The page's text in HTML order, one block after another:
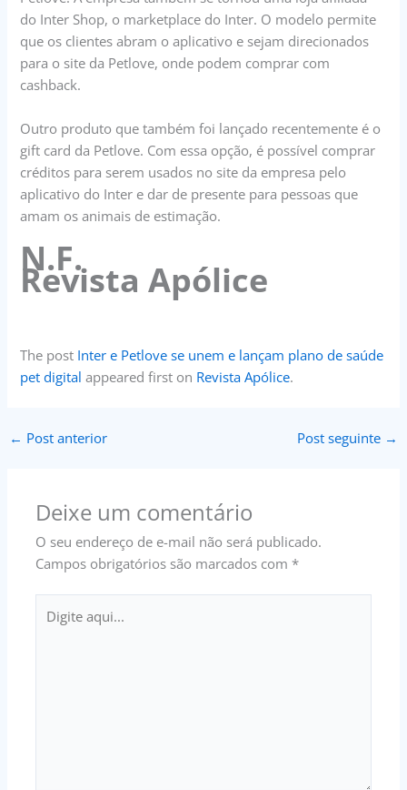
do Inter Shop, o marketplace do Inter. O modelo permite
que os clientes abram o aplicativo e sejam direcionados
para o site da Petlove, onde podem comprar com
cashback.
Outro produto que também foi lançado recentemente é o
gift card da Petlove. Com essa opção, é possível comprar
créditos para serem usados no site da empresa pelo
aplicativo do Inter e dar de presente para pessoas que
amam os animais de estimação.
N.F.
Revista Apólice
The post Inter e Petlove se unem e lançam plano de saúde
pet digital appeared first on Revista Apólice.
← Post anterior Post seguinte →
Deixe um comentário
O seu endereço de e-mail não será publicado.
Campos obrigatórios são marcados com *
aqui...